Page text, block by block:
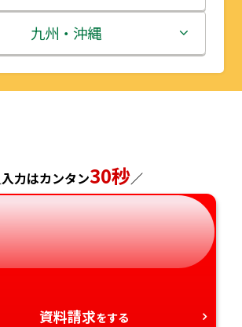
秋田県
山形県
埼玉県
千葉県
石川県
福井県
静岡県
滋賀県
京都府
和歌山県
鳥取県
島根県
徳島県
九州・沖縄
福岡県
大分県
力はカンタン30秒／
資料請求をする